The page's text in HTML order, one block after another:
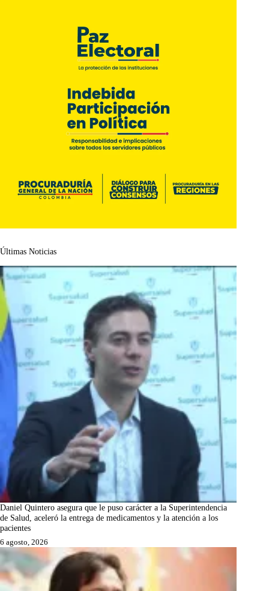
Últimas Noticias
Daniel Quintero asegura que le puso carácter a la Superintendencia
de Salud, aceleró la entrega de medicamentos y la atención a los
pacientes
6 agosto, 2026